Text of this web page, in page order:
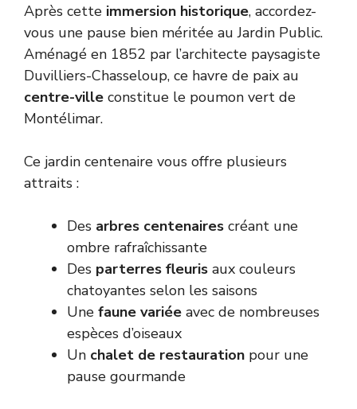
Après cette immersion historique, accordez-
vous une pause bien méritée au Jardin Public.
Aménagé en 1852 par l’architecte paysagiste
Duvilliers-Chasseloup, ce havre de paix au
centre-ville constitue le poumon vert de
Montélimar.
Ce jardin centenaire vous offre plusieurs
attraits :
Des arbres centenaires créant une
ombre rafraîchissante
Des parterres fleuris aux couleurs
chatoyantes selon les saisons
Une faune variée avec de nombreuses
espèces d’oiseaux
Un chalet de restauration pour une
pause gourmande